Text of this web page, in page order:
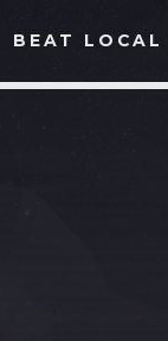
BEAT LOCAL
HIT